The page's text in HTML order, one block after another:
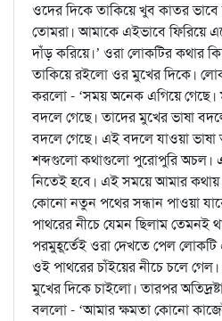
ওদের দিকে তাকিয়ে খুব কাতর
তোমরা। আমাকে এইভাবে ফিরিয়ে
দাঁড় করিয়ে।’ ওরা লোকটির কথার
তাকিয়ে রইলো ওর মুখের দিকে।
করলো - ‘সময় অনেক এগিয়ে গেছে।
বদলে গেছে। তাদের মুখের ভাষা
বদলে গেছে। এই বদলে যাওয়া
শব্দগুলো কথাগুলো পুরোপুরি অচল।
নিতেই হবে। এই সময়ে আমার
কোনো নতুন পথের সন্ধান পাওয়া
পাথরের নীচে যেমন ছিলাম তেমনই
পরমুহূর্তেই ওরা দেখতে পেল লোকটি
ওই পাথরের চাঁইয়ের নীচে চলে
মুখের দিকে চাইলো। তারপর
বললো - ‘আমার ক্ষমতা কোনো